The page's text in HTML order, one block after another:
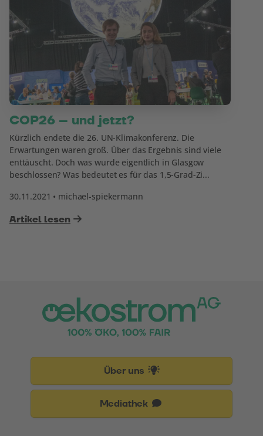
COP26 – und jetzt?
Kürzlich endete die 26. UN-Klimakonferenz. Die
Erwartungen waren groß. Über das Ergebnis sind viele
enttäuscht. Doch was wurde eigentlich in Glasgow
beschlossen? Was bedeutet es für das 1,5-Grad-Zi...
30.11.2021 • michael-spiekermann
Artikel lesen
Über uns
Mediathek